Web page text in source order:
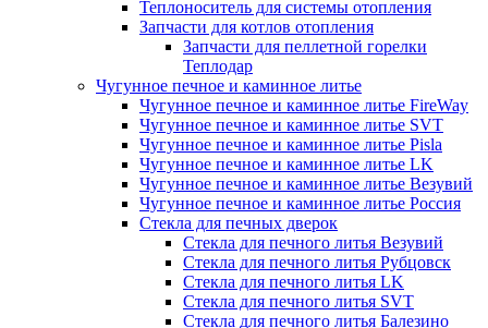
Теплоноситель для системы отопления
Запчасти для котлов отопления
Запчасти для пеллетной горелки
Теплодар
Чугунное печное и каминное литье
Чугунное печное и каминное литье FireWay
Чугунное печное и каминное литье SVT
Чугунное печное и каминное литье Pisla
Чугунное печное и каминное литье LK
Чугунное печное и каминное литье Везувий
Чугунное печное и каминное литье Россия
Стекла для печных дверок
Стекла для печного литья Везувий
Стекла для печного литья Рубцовск
Стекла для печного литья LK
Стекла для печного литья SVT
Стекла для печного литья Балезино